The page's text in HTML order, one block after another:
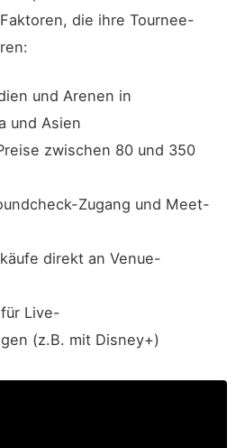
die ihre Tournee-
und Arenen in
und Asien
zwischen 80 und 350
Zugang und Meet-
direkt an Venue-
Live-
(z.B. mit Disney+)